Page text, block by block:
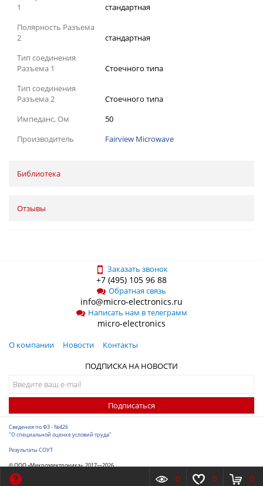
1
стандартная
Полярность Разъема
2
стандартная
Тип соединения
Разъема 1
Стоечного типа
Тип соединения
Разъема 2
Стоечного типа
Импеданс, Ом
50
Производитель
Fairview Microwave
Библиотека
Отзывы
Заказать звонок
+7 (495) 105 96 88
Обратная связь
info@micro-electronics.ru
Написать нам в телеграмм
micro-electronics
О компании Новости
Контакты
ПОДПИСКА НА НОВОСТИ
Подписаться
Сведения по ФЗ - №426
"О специальной оценке условий труда"
Результаты СОУТ
© ООО «Микроэлектроника», 2017—2026
Разработка сайта
0 0 0